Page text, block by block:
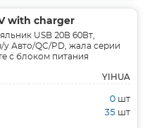
with charger
USB 20В 60Вт,
у Авто/QC/PD, жала серии
с блоком питания
YIHUA
0 шт
35 шт